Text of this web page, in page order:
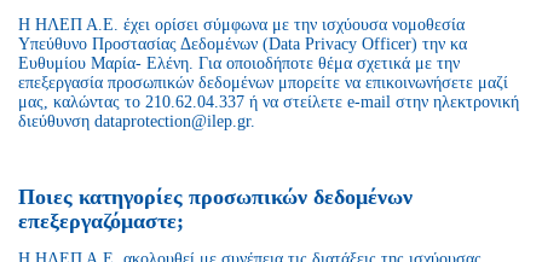
Η ΗΛΕΠ Α.Ε. έχει ορίσει σύμφωνα με την ισχύουσα νομοθεσία
Υπεύθυνο Προστασίας Δεδομένων (Data Privacy Officer) την κα
Ευθυμίου Μαρία- Ελένη. Για οποιοδήποτε θέμα σχετικά με την
επεξεργασία προσωπικών δεδομένων μπορείτε να επικοινωνήσετε μαζί
μας, καλώντας το 210.62.04.337 ή να στείλετε e-mail στην ηλεκτρονική
διεύθυνση dataprotection@ilep.gr.
Ποιες κατηγορίες προσωπικών δεδομένων
επεξεργαζόμαστε;